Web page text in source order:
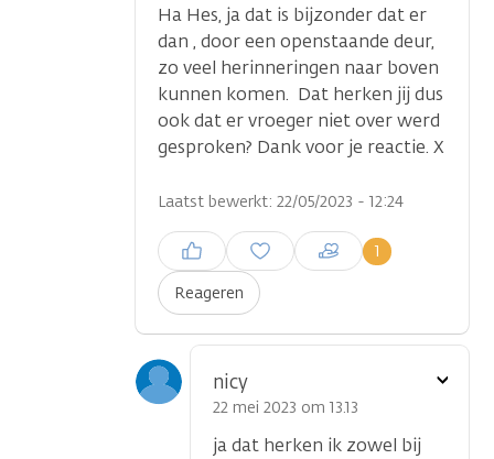
Ha Hes, ja dat is bijzonder dat er
dan , door een openstaande deur,
zo veel herinneringen naar boven
kunnen komen. Dat herken jij dus
ook dat er vroeger niet over werd
gesproken? Dank voor je reactie. X
Laatst bewerkt: 22/05/2023 - 12:24
Reageren
1
Inloggen om een reactie te
plaatsen
nicy
22 mei 2023 om 13.13
ja dat herken ik zowel bij
Toon